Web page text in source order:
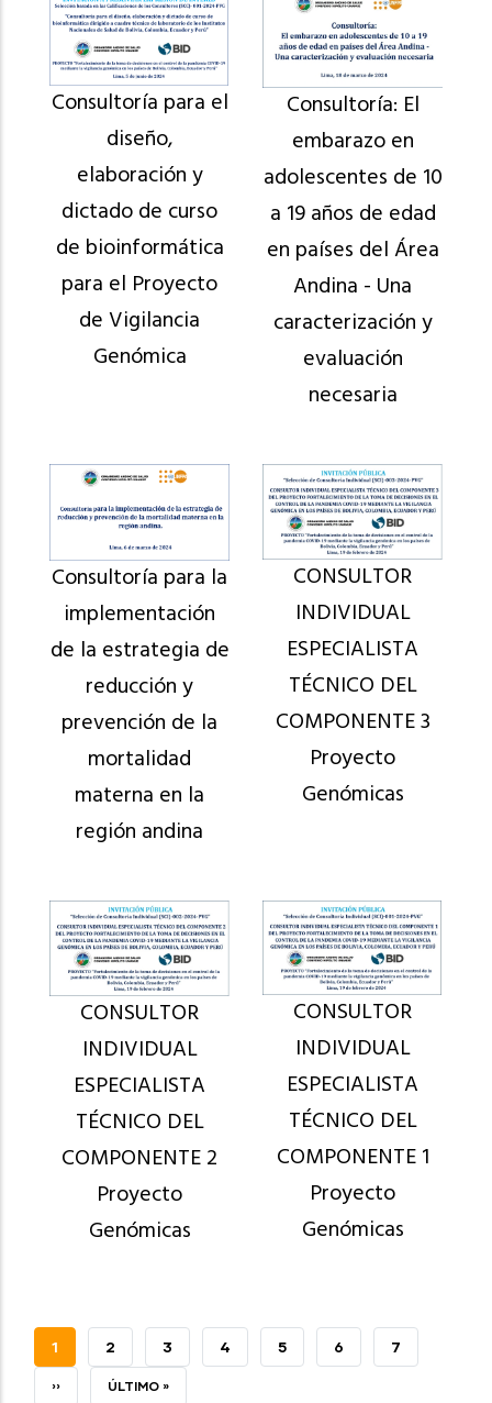
Consultoría para el
diseño,
elaboración y
dictado de curso
de bioinformática
para el Proyecto
de Vigilancia
Genómica
Consultoría: El
embarazo en
adolescentes de 10
a 19 años de edad
en países del Área
Andina - Una
caracterización y
evaluación
necesaria
Consultoría para la
implementación
de la estrategia de
reducción y
prevención de la
mortalidad
materna en la
región andina
CONSULTOR
INDIVIDUAL
ESPECIALISTA
TÉCNICO DEL
COMPONENTE 3
Proyecto
Genómicas
CONSULTOR
INDIVIDUAL
ESPECIALISTA
TÉCNICO DEL
COMPONENTE 2
Proyecto
Genómicas
CONSULTOR
INDIVIDUAL
ESPECIALISTA
TÉCNICO DEL
COMPONENTE 1
Proyecto
Genómicas
PÁGINA
ACTUAL
1 PAGE
2 PAGE
3 PAGE
4 PAGE
5 PAGE
6 PAGE
7
SIGUIENTE
›› ÚLTIMA
ÚLTIMO »